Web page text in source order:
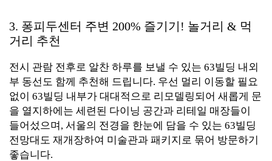
3. 퐁피두센터 주변 200% 즐기기! 놀거리 & 먹
거리 추천
전시 관람 전후로 알찬 하루를 보낼 수 있는 63빌딩 내외
부 동선도 함께 추천해 드립니다. 우선 멀리 이동할 필요
없이 63빌딩 내부가 대대적으로 리모델링되어 새롭게 문
을 열지하에는 세련된 다이닝 공간과 리테일 매장들이
들어섰으며, 서울의 전경을 한눈에 담을 수 있는 63빌딩
전망대도 재개장하여 미술관과 패키지로 묶어 방문하기
좋습니다.